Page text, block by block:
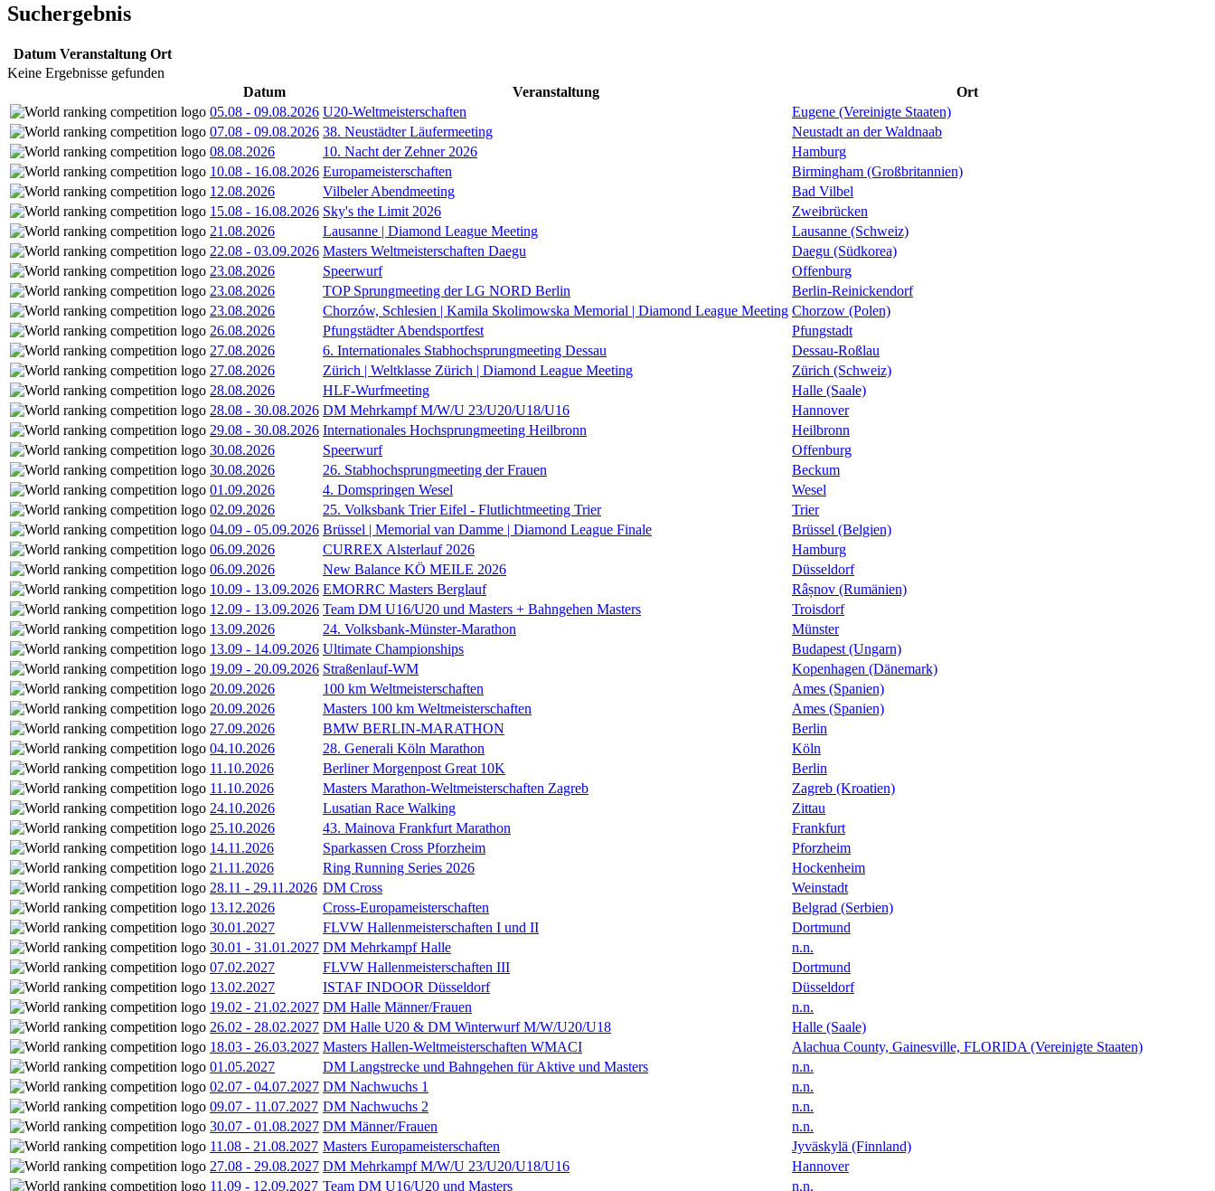
Suchergebnis
Datum Veranstaltung Ort
Keine Ergebnisse gefunden
Datum
Veranstaltung
Ort
05.08 - 09.08.2026 U20-Weltmeisterschaften
Eugene (Vereinigte Staaten)
07.08 - 09.08.2026 38. Neustädter Läufermeeting
Neustadt an der Waldnaab
08.08.2026
10. Nacht der Zehner 2026
Hamburg
10.08 - 16.08.2026 Europameisterschaften
Birmingham (Großbritannien)
12.08.2026
Vilbeler Abendmeeting
Bad Vilbel
15.08 - 16.08.2026 Sky's the Limit 2026
Zweibrücken
21.08.2026
Lausanne | Diamond League Meeting
Lausanne (Schweiz)
22.08 - 03.09.2026 Masters Weltmeisterschaften Daegu
Daegu (Südkorea)
23.08.2026
Speerwurf
Offenburg
23.08.2026
TOP Sprungmeeting der LG NORD Berlin
Berlin-Reinickendorf
23.08.2026
Chorzów, Schlesien | Kamila Skolimowska Memorial | Diamond League Meeting Chorzow (Polen)
26.08.2026
Pfungstädter Abendsportfest
Pfungstadt
27.08.2026
6. Internationales Stabhochsprungmeeting Dessau
Dessau-Roßlau
27.08.2026
Zürich | Weltklasse Zürich | Diamond League Meeting
Zürich (Schweiz)
28.08.2026
HLF-Wurfmeeting
Halle (Saale)
28.08 - 30.08.2026 DM Mehrkampf M/W/U 23/U20/U18/U16
Hannover
29.08 - 30.08.2026 Internationales Hochsprungmeeting Heilbronn
Heilbronn
30.08.2026
Speerwurf
Offenburg
30.08.2026
26. Stabhochsprungmeeting der Frauen
Beckum
01.09.2026
4. Domspringen Wesel
Wesel
02.09.2026
25. Volksbank Trier Eifel - Flutlichtmeeting Trier
Trier
04.09 - 05.09.2026 Brüssel | Memorial van Damme | Diamond League Finale
Brüssel (Belgien)
06.09.2026
CURREX Alsterlauf 2026
Hamburg
06.09.2026
New Balance KÖ MEILE 2026
Düsseldorf
10.09 - 13.09.2026 EMORRC Masters Berglauf
Râșnov (Rumänien)
12.09 - 13.09.2026 Team DM U16/U20 und Masters + Bahngehen Masters
Troisdorf
13.09.2026
24. Volksbank-Münster-Marathon
Münster
13.09 - 14.09.2026 Ultimate Championships
Budapest (Ungarn)
19.09 - 20.09.2026 Straßenlauf-WM
Kopenhagen (Dänemark)
20.09.2026
100 km Weltmeisterschaften
Ames (Spanien)
20.09.2026
Masters 100 km Weltmeisterschaften
Ames (Spanien)
27.09.2026
BMW BERLIN-MARATHON
Berlin
04.10.2026
28. Generali Köln Marathon
Köln
11.10.2026
Berliner Morgenpost Great 10K
Berlin
11.10.2026
Masters Marathon-Weltmeisterschaften Zagreb
Zagreb (Kroatien)
24.10.2026
Lusatian Race Walking
Zittau
25.10.2026
43. Mainova Frankfurt Marathon
Frankfurt
14.11.2026
Sparkassen Cross Pforzheim
Pforzheim
21.11.2026
Ring Running Series 2026
Hockenheim
28.11 - 29.11.2026 DM Cross
Weinstadt
13.12.2026
Cross-Europameisterschaften
Belgrad (Serbien)
30.01.2027
FLVW Hallenmeisterschaften I und II
Dortmund
30.01 - 31.01.2027 DM Mehrkampf Halle
n.n.
07.02.2027
FLVW Hallenmeisterschaften III
Dortmund
13.02.2027
ISTAF INDOOR Düsseldorf
Düsseldorf
19.02 - 21.02.2027 DM Halle Männer/Frauen
n.n.
26.02 - 28.02.2027 DM Halle U20 & DM Winterwurf M/W/U20/U18
Halle (Saale)
18.03 - 26.03.2027 Masters Hallen-Weltmeisterschaften WMACI
Alachua County, Gainesville, FLORIDA (Vereinigte Staaten)
01.05.2027
DM Langstrecke und Bahngehen für Aktive und Masters
n.n.
02.07 - 04.07.2027 DM Nachwuchs 1
n.n.
09.07 - 11.07.2027 DM Nachwuchs 2
n.n.
30.07 - 01.08.2027 DM Männer/Frauen
n.n.
11.08 - 21.08.2027 Masters Europameisterschaften
Jyväskylä (Finnland)
27.08 - 29.08.2027 DM Mehrkampf M/W/U 23/U20/U18/U16
Hannover
11.09 - 12.09.2027 Team DM U16/U20 und Masters n.n.